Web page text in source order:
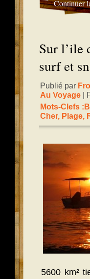
Continuer
Sur l’ile
surf et
Publié par
Au Voyage |
Mots-Clefs :
Cher, Plage,
5600 km²